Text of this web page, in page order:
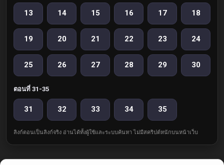
13 14 15 16 17 18
19 20 21 22 23 24
25 26 27 28 29 30
ตอนที่ 31-35
31 32 33 34 35
ลิงก์ตอนเป็นลิงก์จริง อ่านได้ทั้งผู้ใช้และระบบค้นหา ไม่มีสคริปต์หนักบนหน้าเว็บ